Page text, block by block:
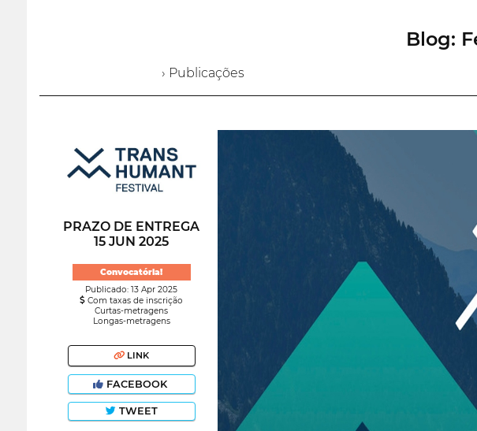
Blog:
› Publicações
PRAZO DE ENTREGA
15 JUN 2025
Convocatória!
Publicado: 13 Apr 2025
Com taxas de inscrição
Curtas-metragens
Longas-metragens
LINK
FACEBOOK
TWEET